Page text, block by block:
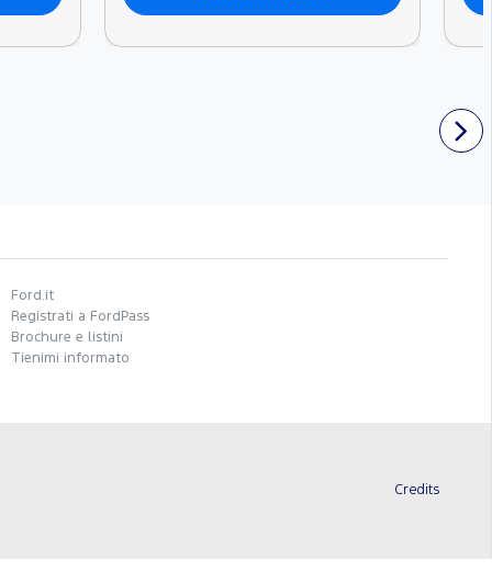
Ford.it
Registrati a FordPass
Brochure e listini
Tienimi informato
Credits